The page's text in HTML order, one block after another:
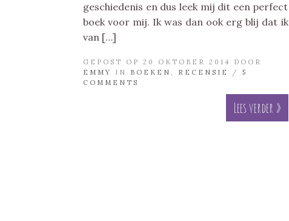
geschiedenis en dus leek mij dit een perfect
boek voor mij. Ik was dan ook erg blij dat ik
van […]
GEPOST OP 20 OKTOBER 2014 DOOR
EMMY
IN BOEKEN , RECENSIE / 5
COMMENTS
Lees verder »